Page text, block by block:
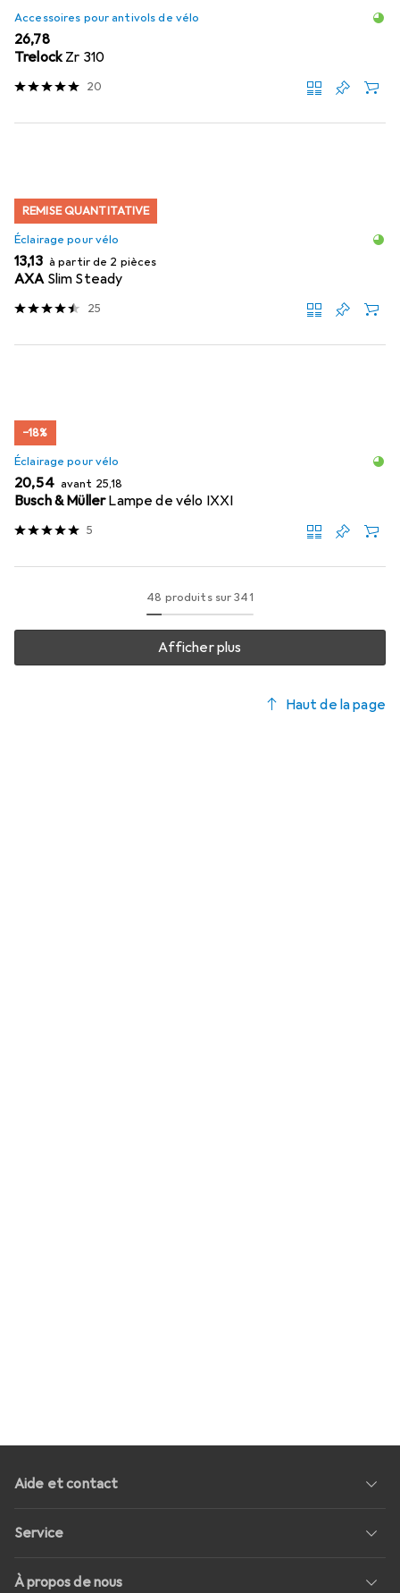
Accessoires pour antivols de vélo
EUR
26,78
TrelockZr 310
20
REMISE QUANTITATIVE
Éclairage pour vélo
EUR
13,13 à partir de 2 pièces
AXA Slim Steady
25
−18%
Éclairage pour vélo
EUR
20,54 avant EUR
25,18
Busch & MüllerLampe de vélo IXXI
5
48 produits sur 341
Afficher plus
Haut de la page
Aide et contact
Service
À propos de nous